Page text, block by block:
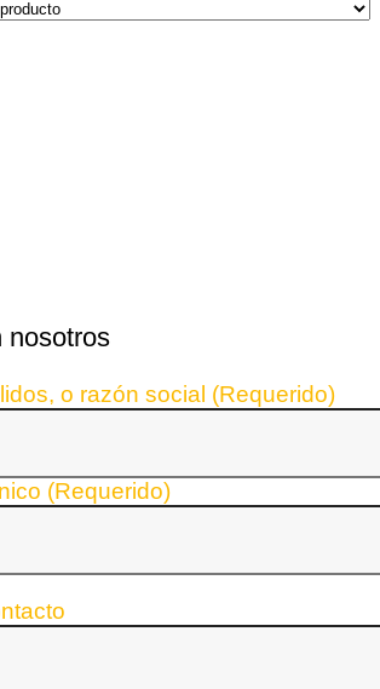
nosotros
o razón social (Requerido)
(Requerido)